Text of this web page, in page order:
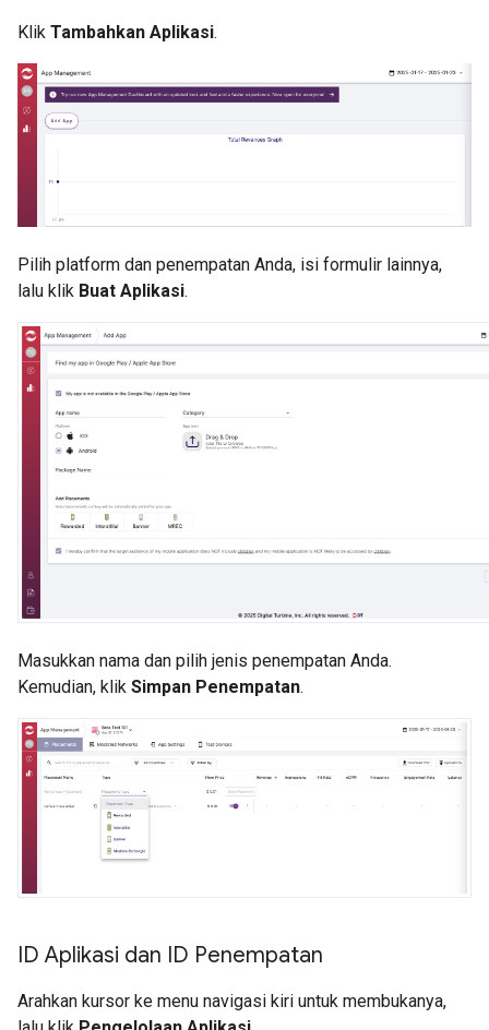
Klik Tambahkan Aplikasi.
Pilih platform dan penempatan Anda, isi formulir lainnya,
lalu klik Buat Aplikasi.
Masukkan nama dan pilih jenis penempatan Anda.
Kemudian, klik Simpan Penempatan.
ID Aplikasi dan ID Penempatan
Arahkan kursor ke menu navigasi kiri untuk membukanya,